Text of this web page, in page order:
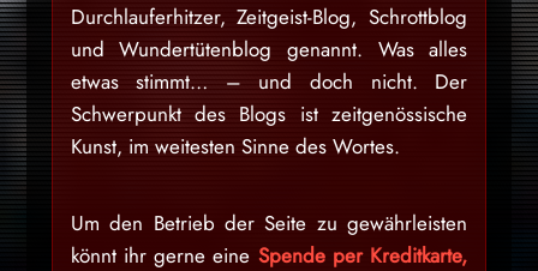
Durchlauferhitzer, Zeitgeist-Blog, Schrottblog
und Wundertütenblog genannt. Was alles
etwas stimmt… – und doch nicht. Der
Schwerpunkt des Blogs ist zeitgenössische
Kunst, im weitesten Sinne des Wortes.
Um den Betrieb der Seite zu gewährleisten
könnt ihr gerne eine Spende per Kreditkarte,